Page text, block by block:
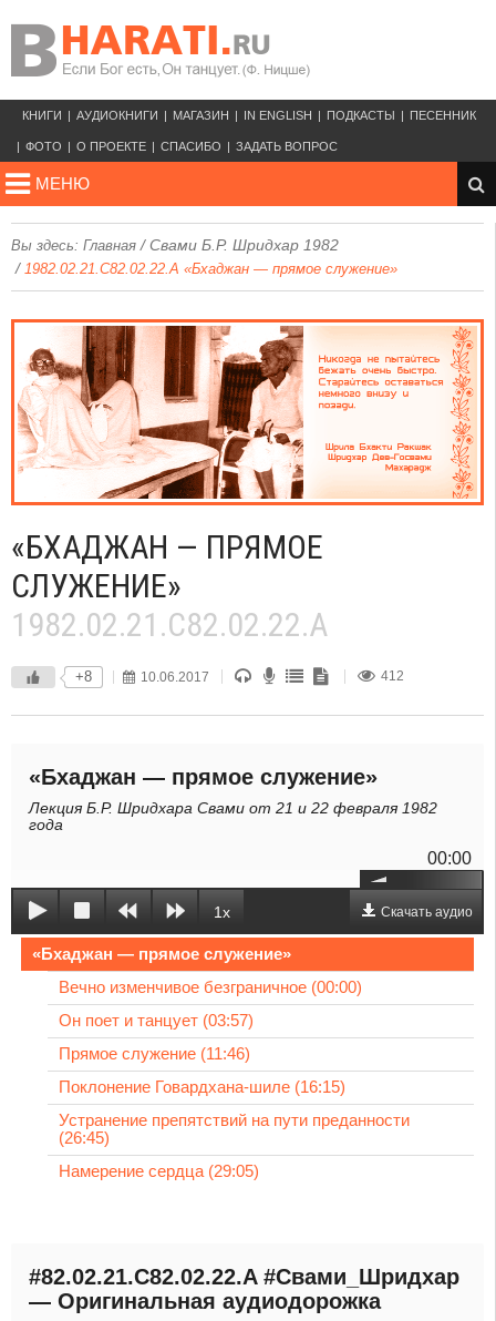
КНИГИ АУДИОКНИГИ МАГАЗИН IN ENGLISH ПОДКАСТЫ ПЕСЕННИК
ФОТО О ПРОЕКТЕ СПАСИБО ЗАДАТЬ ВОПРОС
МЕНЮ
Вы здесь: Главная /Свами Б.Р. Шридхар 1982
/ 1982.02.21.C82.02.22.A «Бхаджан — прямое служение»
«БХАДЖАН — ПРЯМОЕ
СЛУЖЕНИЕ»
1982.02.21.C82.02.22.A
+8 10.06.2017 412
«Бхаджан — прямое служение»
Лекция Б.Р. Шридхара Свами от 21 и 22 февраля 1982
года
00:00
1x Скачать аудио
«Бхаджан — прямое служение»
Вечно изменчивое безграничное (00:00)
Он поет и танцует (03:57)
Прямое служение (11:46)
Поклонение Говардхана-шиле (16:15)
Устранение препятствий на пути преданности
(26:45)
Намерение сердца (29:05)
#82.02.21.C82.02.22.A #Свами_Шридхар
— Оригинальная аудиодорожка